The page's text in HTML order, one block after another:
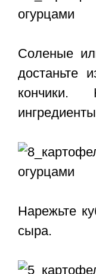
Соленые
достаньте
Нарежьте
сыра.